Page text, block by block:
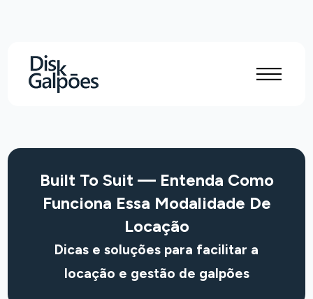
Built To Suit — Entenda Como
Funciona Essa Modalidade De
Locação
Dicas e soluções para facilitar a
locação e gestão de galpões